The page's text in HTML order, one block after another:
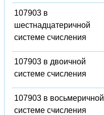
107903 в
шестнадцатеричной
системе счисления
107903 в двоичной
системе счисления
107903 в восьмеричной
системе счисления